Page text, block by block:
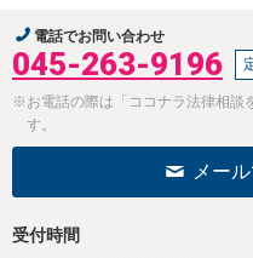
電話でお問い合わせ
045-263-9196
※お電話の際は「ココナラ法律相談
す。
メー
受付時間